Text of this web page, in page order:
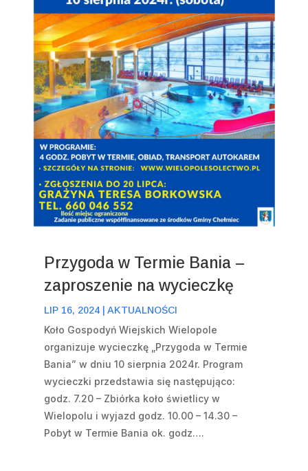
Przygoda w Termie Bania –
zaproszenie na wycieczkę
LIP 16, 2024| AKTUALNOŚCI
Koło Gospodyń Wiejskich Wielopole
organizuje wycieczkę „Przygoda w Termie
Bania” w dniu 10 sierpnia 2024r. Program
wycieczki przedstawia się następująco:
godz. 7.20 – Zbiórka koło świetlicy w
Wielopolu i wyjazd godz. 10.00 – 14.30 –
Pobyt w Termie Bania ok. godz….